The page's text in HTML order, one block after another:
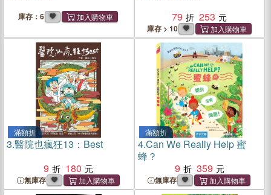
庫存：6
79
253
庫存 > 10
滿額折
3.醫院也瘋狂13：Best
9
180
無庫存
滿額折
4.Can We Really Help 蜜
蜂？
9
359
無庫存